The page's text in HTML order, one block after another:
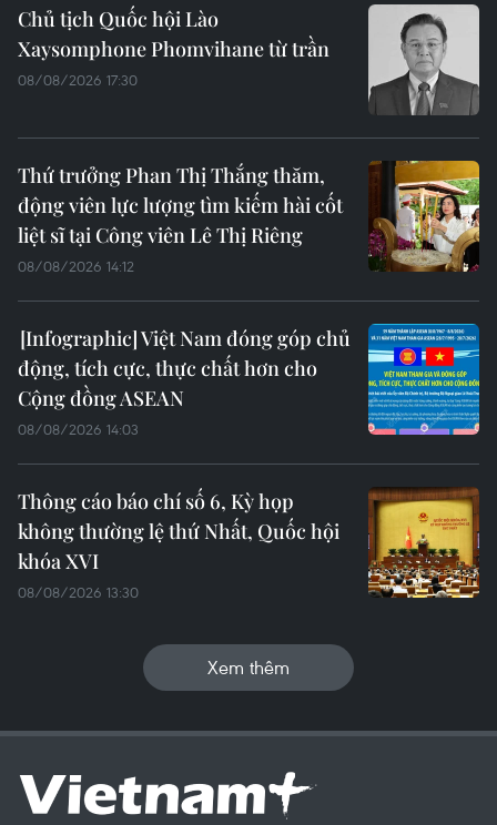
Chủ tịch Quốc hội Lào
Xaysomphone Phomvihane từ trần
08/08/2026 17:30
Thứ trưởng Phan Thị Thắng thăm,
động viên lực lượng tìm kiếm hài cốt
liệt sĩ tại Công viên Lê Thị Riêng
08/08/2026 14:12
Việt Nam đóng góp chủ
động, tích cực, thực chất hơn cho
Cộng đồng ASEAN
08/08/2026 14:03
Thông cáo báo chí số 6, Kỳ họp
không thường lệ thứ Nhất, Quốc hội
khóa XVI
08/08/2026 13:30
Xem thêm